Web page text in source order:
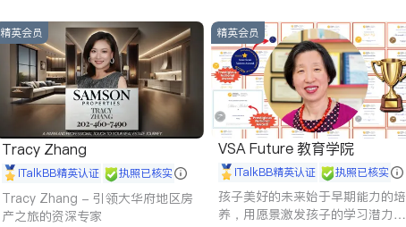
精英会员
Tracy Zhang
iTalkBB精英认证 执照已核实
Tracy Zhang - 引领大华府地区房
产之旅的资深专家
精英会员
VSA Future 教育学院
iTalkBB精英认证 执照已核实
孩子美好的未来始于早期能力的培
养，用愿景激发孩子的学习潜力和